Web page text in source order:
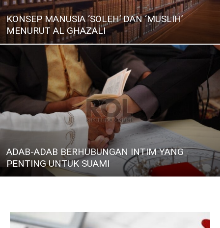
KONSEP MANUSIA ‘SOLEH’ DAN ‘MUSLIH’
MENURUT AL GHAZALI
ADAB-ADAB BERHUBUNGAN INTIM YANG
PENTING UNTUK SUAMI